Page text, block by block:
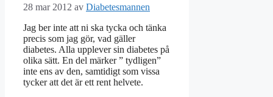
28 mar 2012 av Diabetesmannen
Jag ber inte att ni ska tycka och tänka
precis som jag gör, vad gäller
diabetes. Alla upplever sin diabetes på
olika sätt. En del märker ” tydligen”
inte ens av den, samtidigt som vissa
tycker att det är ett rent helvete.